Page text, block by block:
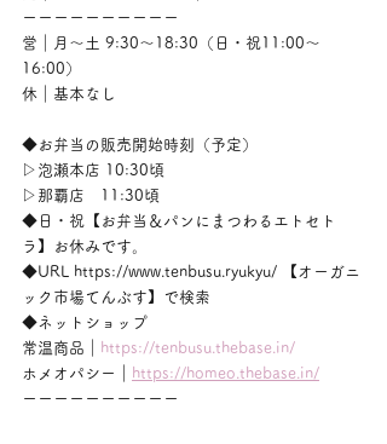
ーーーーーーーーーー
営｜月〜土 9:30〜18:30（日・祝11:00〜
16:00）
休｜基本なし
◆お弁当の販売開始時刻（予定）
▷泡瀬本店 10:30頃
▷那覇店　11:30頃
◆日・祝【お弁当＆パンにまつわるエトセト
ラ】お休みです。
◆URL https://www.tenbusu.ryukyu/ 【オーガニ
ック市場てんぶす】で検索
◆ネットショップ
常温商品｜
https://tenbusu.thebase.in/
ホメオパシー｜
https://homeo.thebase.in/
ーーーーーーーーーー